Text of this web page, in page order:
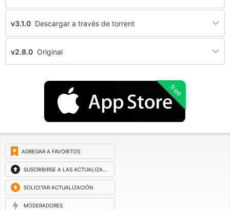
v3.1.0 Descargar a través de torrent
v2.8.0 Original
free
AGREGAR A FAVORITOS
SUSCRIBIRSE A LAS ACTUALIZACIONES
SOLICITAR ACTUALIZACIÓN
MODERADORES